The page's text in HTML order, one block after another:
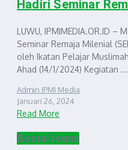
Hadiri Seminar
LUWU, IPMIMEDIA.OR.ID –
Seminar Remaja Milenial
oleh Ikatan Pelajar
Ahad (14/1/2024) Kegiatan ...
Admin IPMI Media
Januari 26, 2024
Read More
Social Icons